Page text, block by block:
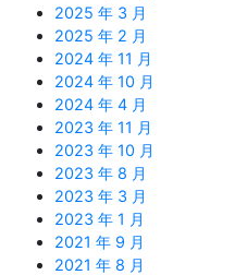
2025 年 3 月
2025 年 2 月
2024 年 11 月
2024 年 10 月
2024 年 4 月
2023 年 11 月
2023 年 10 月
2023 年 8 月
2023 年 3 月
2023 年 1 月
2021 年 9 月
2021 年 8 月